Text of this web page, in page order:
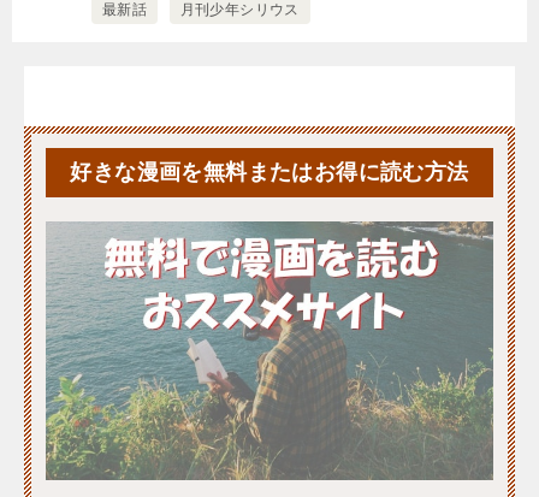
最新話 月刊少年シリウス
好きな漫画を無料またはお得に読む方法